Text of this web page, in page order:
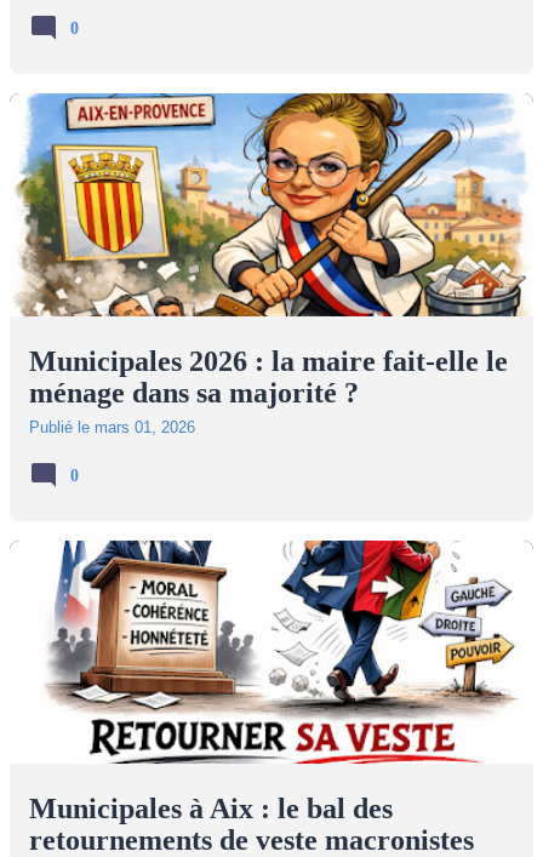
0
Municipales 2026 : la maire fait-elle le
ménage dans sa majorité ?
Publié le mars 01, 2026
0
Municipales à Aix : le bal des
retournements de veste macronistes